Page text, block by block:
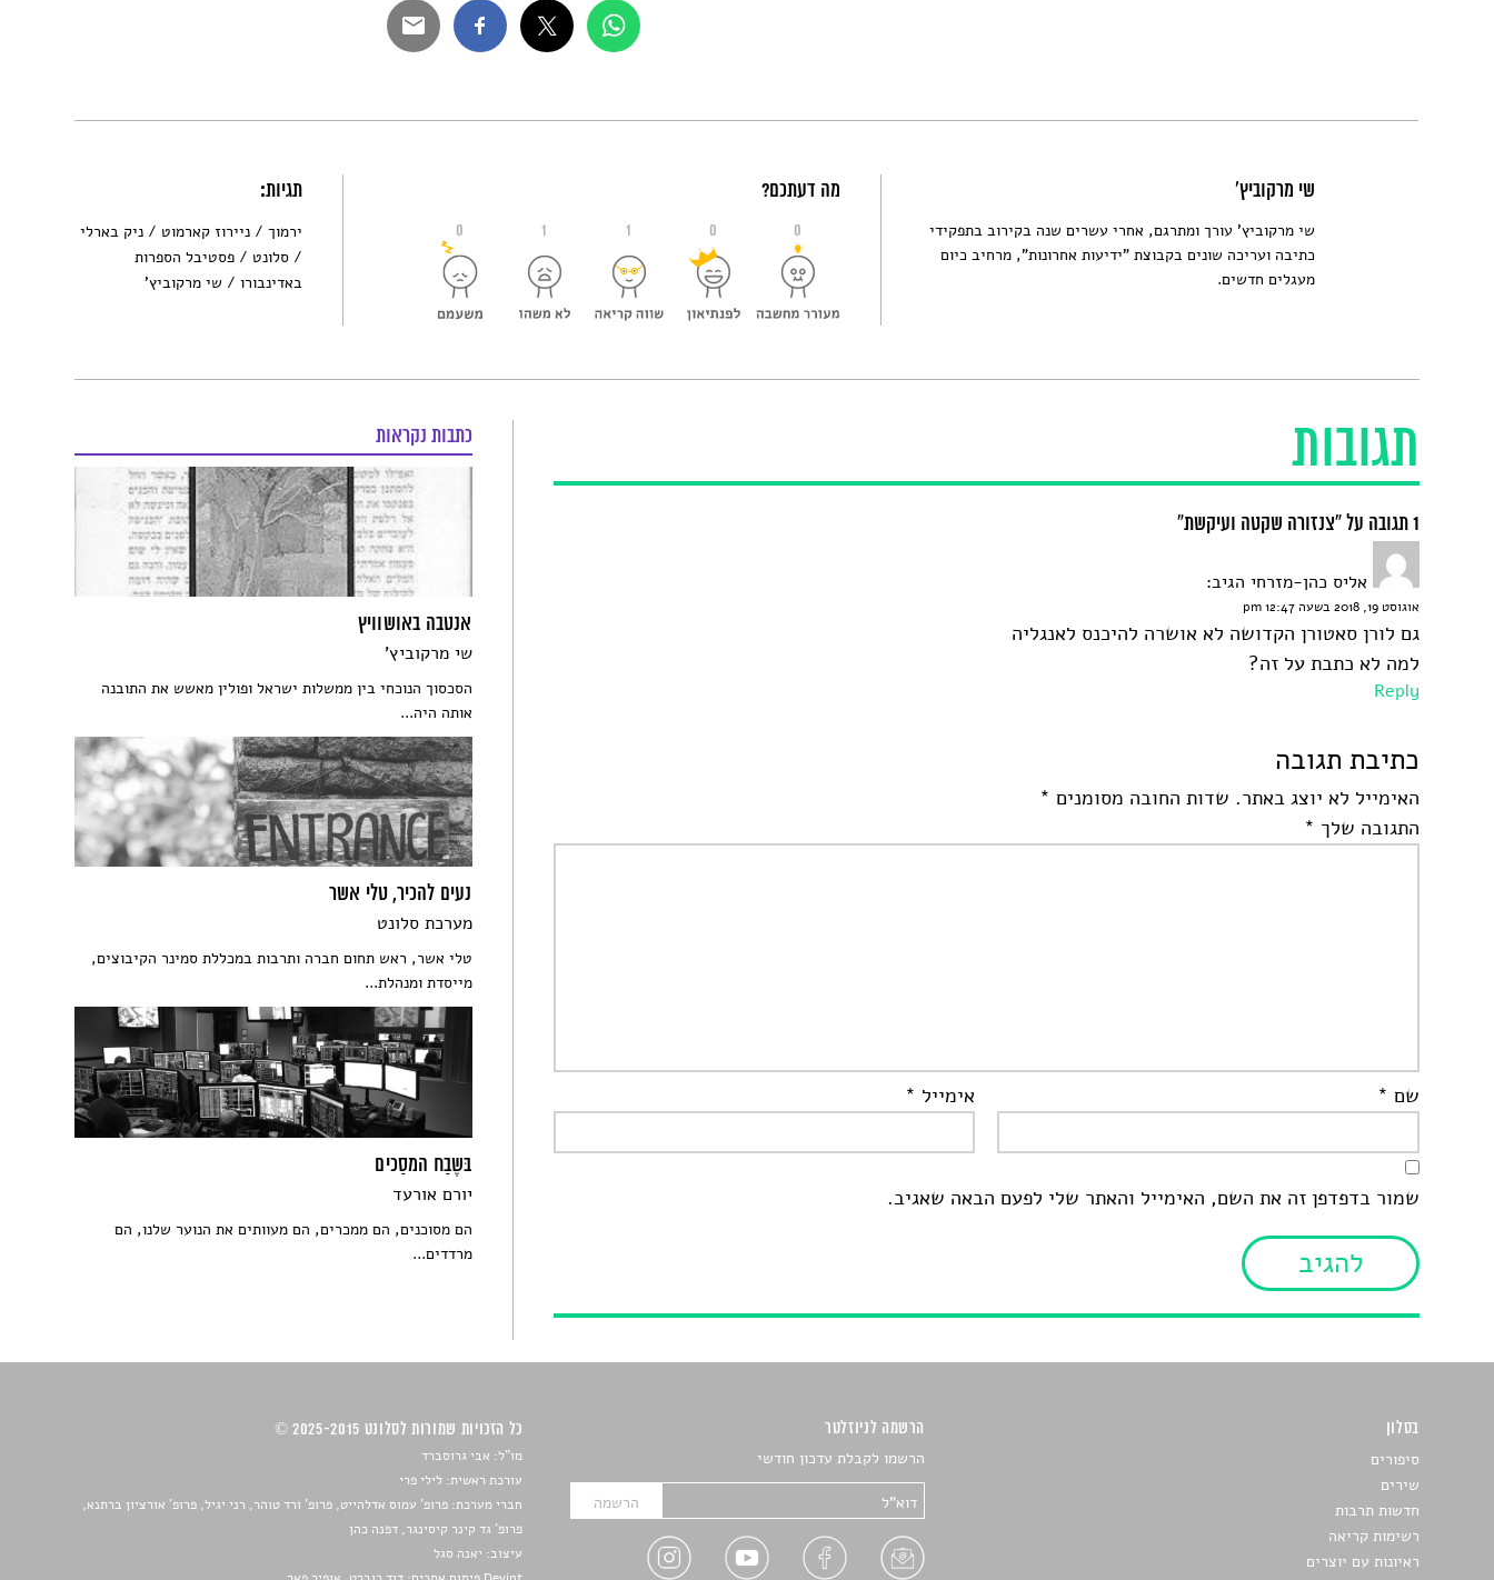
שי מרקוביץ'
שי מרקוביץ' עורך ומתרגם, אחרי עשרים שנה בקירוב בתפקידי
כתיבה ועריכה שונים בקבוצת "ידיעות אחרונות", מרחיב כיום
מעגלים חדשים.
מה דעתכם?
0 1 1 0 0
תגיות:
ירמוך ניירוז קארמוט
ניק בארלי
סלונט
פסטיבל הספרות
באדינבורו
שי מרקוביץ'
תגובות
1 תגובה על “צנזורה שקטה ועיקשת”
אליס כהן-מזרחי הגיב:
אוגוסט 19, 2018 בשעה 12:47 pm
גם לורן סאטורן הקדושה לא אושרה להיכנס לאנגליה
למה לא כתבת על זה?
Reply
כתיבת תגובה
האימייל לא יוצג באתר. שדות החובה מסומנים *
התגובה שלך *
שם * אימייל *
שמור בדפדפן זה את השם, האימייל והאתר שלי לפעם הבאה שאגיב.
כתבות נקראות
אנטבה באושוויץ
שי מרקוביץ'
הסכסוך הנוכחי בין ממשלות ישראל ופולין מאשש את התובנה
אותה היה...
נעים להכיר, טלי אשר
מערכת סלונט
טלי אשר, ראש תחום חברה ותרבות במכללת סמינר הקיבוצים,
מייסדת ומנהלת...
בּשֶבַח המסַכים
יורם אורעד
הם מסוכנים, הם ממכרים, הם מעוותים את הנוער שלנו, הם
מרדדים...
בסלון
סיפורים
שירים
חדשות תרבות
רשימות קריאה
ראיונות עם יוצרים
הרשמה לניוזלטר
הרשמו לקבלת עדכון חודשי
כל הזכויות שמורות לסלונט 2025-2015 ©
מו"ל: אבי גרוסברד
עורכת ראשית: לילי פרי
חברי מערכת: פרופ' עמוס אדלהייט, פרופ' ורד טוהר, רני יגיל, פרופ' אורציון ברתנא,
פרופ' גד קינר קיסינגר, דפנה כהן
עיצוב: יאנה סגל